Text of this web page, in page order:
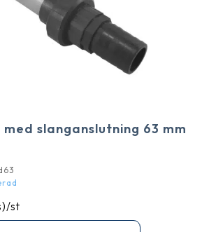
slanganslutning 63 mm
/st